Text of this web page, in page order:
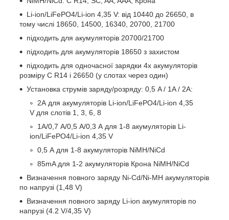
Li-ion/LiFePO4/Li-ion 4,35 V: від 10440 до 26650, в
тому числі 18650, 14500, 16340, 20700, 21700
підходить для акумуляторів 20700/21700
підходить для акумуляторів 18650 з захистом
підходить для одночасної зарядки 4х акумуляторів
розміру C R14 і 26650 (у слотах через один)
Установка струмів заряду/розряду: 0,5 A / 1A / 2А:
2А для акумуляторів Li-ion/LiFePO4/Li-ion 4,35
V для слотів 1, 3, 6, 8
1А/0,7 А/0,5 A/0,3 А для 1-8 акумуляторів Li-
ion/LiFePO4/Li-ion 4,35 V
0,5 А для 1-8 акумуляторів NiMН/NiCd
85mA для 1-2 акумуляторів Крона NiMН/NiCd
Визначення повного заряду Ni-Cd/Ni-MH акумуляторів
по напрузі (1,48 V)
Визначення повного заряду Li-ion акумуляторів по
напрузі (4.2 V/4,35 V)